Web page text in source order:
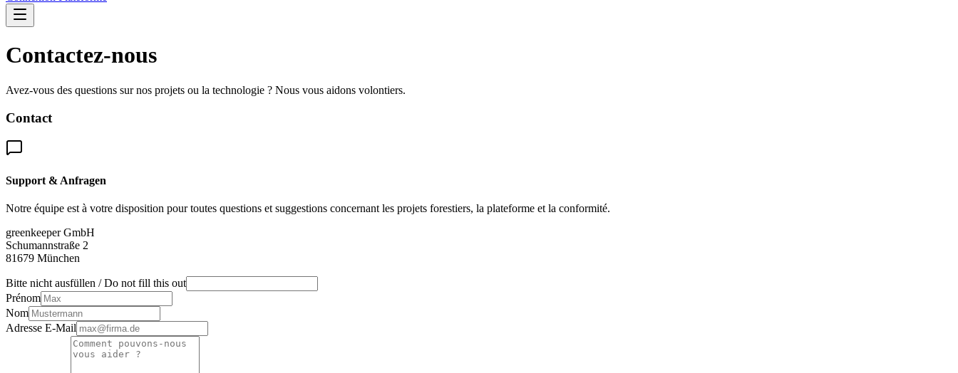
Contactez-nous
Avez-vous des questions sur nos projets ou la technologie ? Nous vous aidons volontiers.
Contact
Support & Anfragen
Notre équipe est à votre disposition pour toutes questions et suggestions concernant les projets forestiers, la plateforme et la conformité.
greenkeeper GmbH
Schumannstraße 2
81679 München
Bitte nicht ausfüllen / Do not fill this out
Prénom
Nom
Adresse E-Mail